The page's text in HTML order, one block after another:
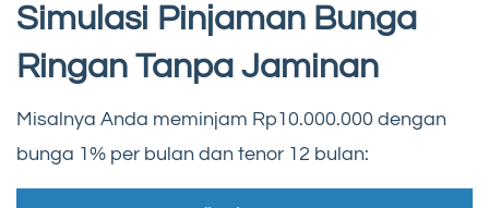
Simulasi Pinjaman Bunga
Ringan Tanpa Jaminan
Misalnya Anda meminjam Rp10.000.000 dengan
bunga 1% per bulan dan tenor 12 bulan: